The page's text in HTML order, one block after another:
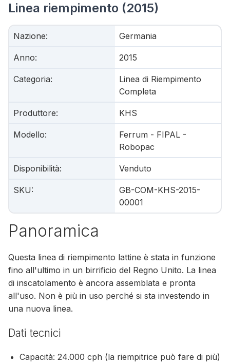
Linea riempimento (2015)
Nazione: Germania
Anno: 2015
Categoria:
Linea di Riempimento
Completa
Produttore: KHS
Modello:
Ferrum - FIPAL -
Robopac
Disponibilità: Venduto
SKU:
GB-COM-KHS-2015-
00001
Panoramica
Questa linea di riempimento lattine è stata in funzione
fino all'ultimo in un birrificio del Regno Unito. La linea
di inscatolamento è ancora assemblata e pronta
all'uso. Non è più in uso perché si sta investendo in
una nuova linea.
Dati tecnici
Capacità: 24.000 cph (la riempitrice può fare di più)